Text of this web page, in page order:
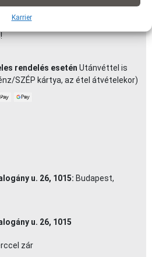
Karrier
rendelés: 3 000 Ft)
előrendeléssel elvitelre, vagy
rendelés esetén Utánvéttel is
SZÉP kártya, az étel átvételekor)
u. 26, 1015: Budapest,
u. 26, 1015
zár